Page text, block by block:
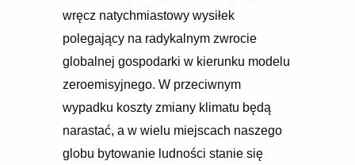
wręcz natychmiastowy wysiłek
polegający na radykalnym zwrocie
globalnej gospodarki w kierunku modelu
zeroemisyjnego. W przeciwnym
wypadku koszty zmiany klimatu będą
narastać, a w wielu miejscach naszego
globu bytowanie ludności stanie się